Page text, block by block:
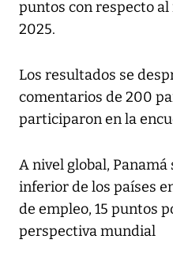
puntos con respecto
2025.
Los resultados se
comentarios de 200
participaron en la
A nivel global,
inferior de los países
de empleo, 15 puntos
perspectiva mundial